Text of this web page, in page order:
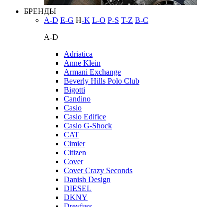
БРЕНДЫ
A-D E-G H-K L-O P-S T-Z В-С
A-D
Adriatica
Anne Klein
Armani Exchange
Beverly Hills Polo Club
Bigotti
Candino
Casio
Casio Edifice
Casio G-Shock
CAT
Cimier
Citizen
Cover
Cover Crazy Seconds
Danish Design
DIESEL
DKNY